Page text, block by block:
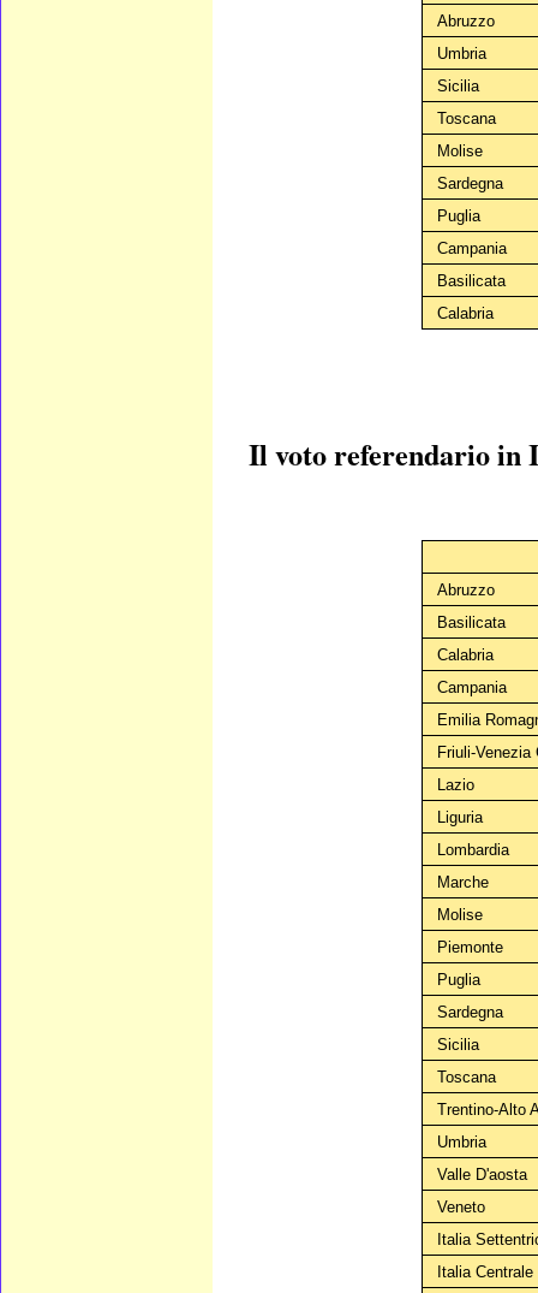
Abruzzo
Umbria
Sicilia
Toscana
Molise
Sardegna
Puglia
Campania
Basilicata
Calabria
Il voto referendario in
Abruzzo
Basilicata
Calabria
Campania
Emilia
Friuli-Venezia
Lazio
Liguria
Lombardia
Marche
Molise
Piemonte
Puglia
Sardegna
Sicilia
Toscana
Trentino-Alto
Umbria
Valle D'aosta
Veneto
Italia
Italia Centrale